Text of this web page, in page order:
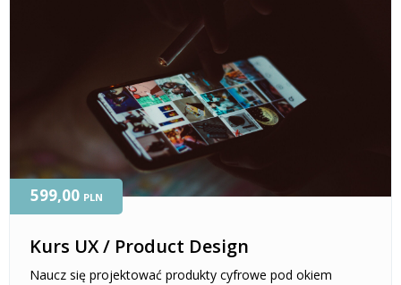
Kurs UX / Product Design
Naucz się projektować produkty cyfrowe pod okiem
599,00 PLN